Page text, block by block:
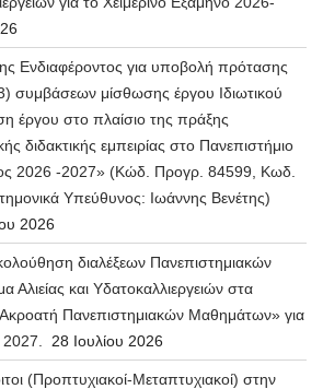
Ενδιαφέροντος για υποβολή πρότασης
συμβάσεων μίσθωσης έργου Ιδιωτικού
έργου στο πλαίσιο της πράξης
διδακτικής εμπειρίας στο Πανεπιστήμιο
2026 -2027» (Κώδ. Προγρ. 84599, Κωδ.
Υπεύθυνος: Ιωάννης Βενέτης)
2026
διαλέξεων Πανεπιστημιακών
και Υδατοκαλλιεργειών στα
Πανεπιστημιακών Μαθημάτων» για
28 Ιουλίου 2026
(Προπτυχιακοί-Μεταπτυχιακοί) στην